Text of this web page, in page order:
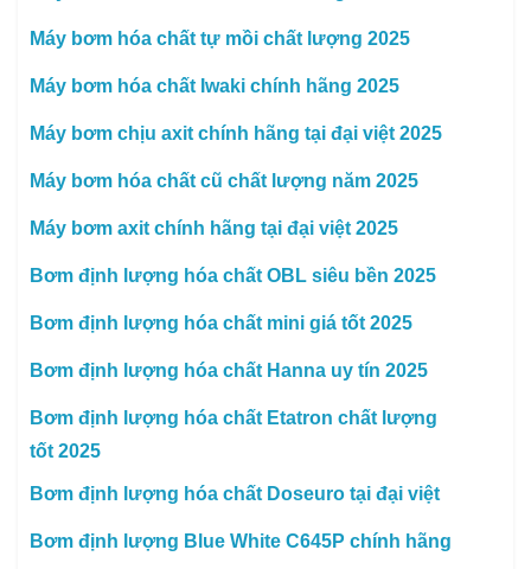
Máy bơm hóa chất tự mồi chất lượng 2025
Máy bơm hóa chất Iwaki chính hãng 2025
Máy bơm chịu axit chính hãng tại đại việt 2025
Máy bơm hóa chất cũ chất lượng năm 2025
Máy bơm axit chính hãng tại đại việt 2025
Bơm định lượng hóa chất OBL siêu bền 2025
Bơm định lượng hóa chất mini giá tốt 2025
Bơm định lượng hóa chất Hanna uy tín 2025
Bơm định lượng hóa chất Etatron chất lượng
tốt 2025
Bơm định lượng hóa chất Doseuro tại đại việt
Bơm định lượng Blue White C645P chính hãng